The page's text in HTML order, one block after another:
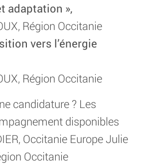
adaptation »,
Région Occitanie
vers l’énergie
Région Occitanie
candidature ? Les
disponibles
Occitanie Europe Julie
Occitanie